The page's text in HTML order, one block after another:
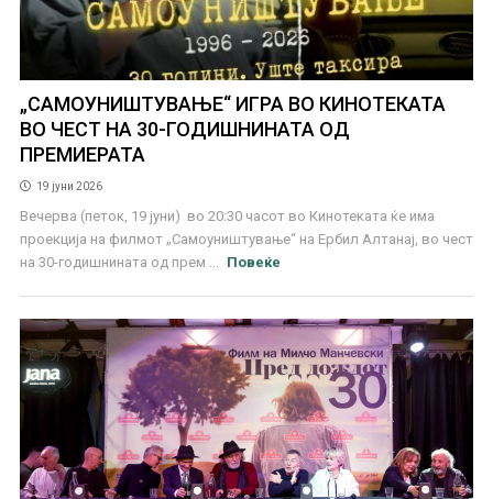
„САМОУНИШТУВАЊЕ“ ИГРА ВО КИНОТЕКАТА
ВО ЧЕСТ НА 30-ГОДИШНИНАТА ОД
ПРЕМИЕРАТА
19 јуни 2026
Вечерва (петок, 19 јуни) во 20:30 часот во Кинотеката ќе има
проекција на филмот „Самоуништување“ на Ербил Алтанај, во чест
на 30-годишнината од прем ...
Повеќе